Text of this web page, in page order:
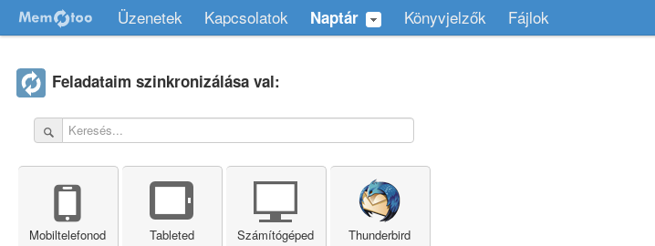
Üzenetek Kapcsolatok Naptár Könyvjelzők Fájlok
Feladataim szinkronizálása val:
Mobiltelefonod Tableted Számítógéped Thunderbird